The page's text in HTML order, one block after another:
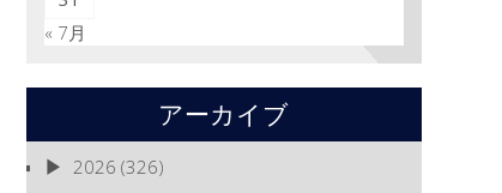
« 7月
アーカイブ
2026 (326)